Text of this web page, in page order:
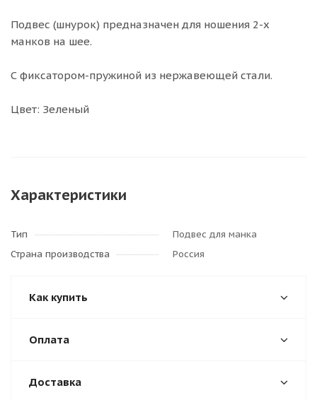
Подвес (шнурок) предназначен для ношения 2-х
манков на шее.
С фиксатором-пружиной из нержавеющей стали.
Цвет: Зеленый
Характеристики
Тип
Подвес для манка
Страна производства
Россия
Как купить
Оплата
Доставка